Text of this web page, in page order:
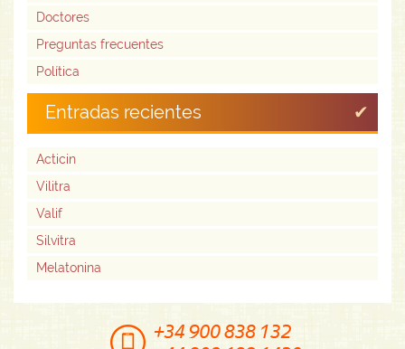
Doctores
Preguntas frecuentes
Política
Entradas recientes
Acticin
Vilitra
Valif
Silvitra
Melatonina